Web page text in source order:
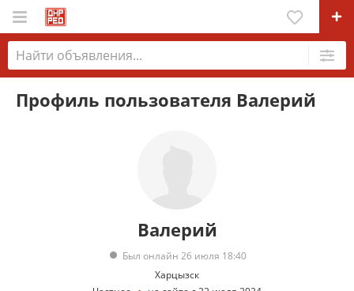
Профиль пользователя Валерий
Валерий
Был онлайн 26 июля 18:40
Харцызск